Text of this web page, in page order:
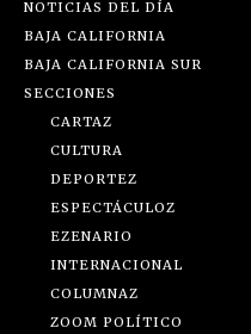
NOTICIAS DEL DÍA
BAJA CALIFORNIA
BAJA CALIFORNIA SUR
SECCIONES
CARTAZ
CULTURA
DEPORTEZ
ESPECTÁCULOZ
EZENARIO
INTERNACIONAL
COLUMNAZ
ZOOM POLÍTICO